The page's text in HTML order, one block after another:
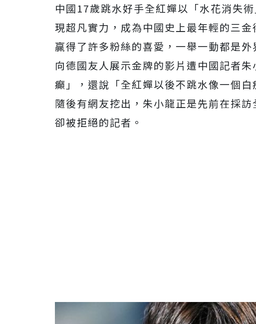
中國17歲跳水好手全紅嬋以「水花消失
現超凡實力，成為中國史上最年輕的三
贏得了許多粉絲的喜愛， 一舉一動都是外
向德國友人展示金牌的影片遭中國記者
癲」，還說「全紅嬋以後不跳水像一個
隨後有網友挖出， 朱小龍正是先前在採
卻被拒絕的記者。